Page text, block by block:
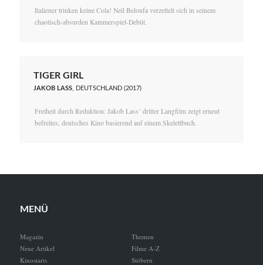
Italiener trinken keine Cola! Neïl Beloufa verzettelt sich in seinem
chaotisch-absurden Kammerspiel-Debüt.
TIGER GIRL
JAKOB LASS, DEUTSCHLAND (2017)
Freiheit durch Reduktion: Jakob Lass’ dritter Langfilm zeigt erneut
befreites, deutsches Kino basierend auf einem Skelettbuch.
MENÜ
Magazin
Neue Artikel
Kinostarts
Themen
Filme A-Z
Stöbern